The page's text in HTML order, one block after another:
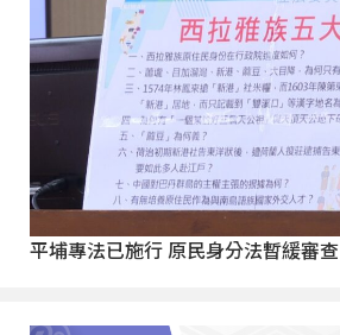
平埔專法已施行 原民身分法暫緩審查